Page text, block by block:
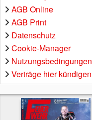
AGB Online
AGB Print
Datenschutz
Cookie-Manager
Nutzungsbedingungen
Verträge hier kündigen